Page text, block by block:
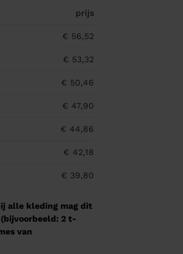
prijs
€ 56,52
€ 53,32
€ 50,46
€ 47,90
€ 44,86
€ 42,18
€ 39,80
alle kleding mag dit
2 t-
van